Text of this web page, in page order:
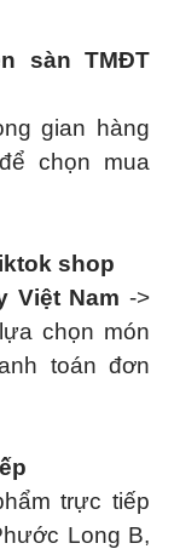
sàn TMĐT
gian hàng
chọn mua
shop
Việt Nam ->
chọn món
toán đơn
trực tiếp
Long B,